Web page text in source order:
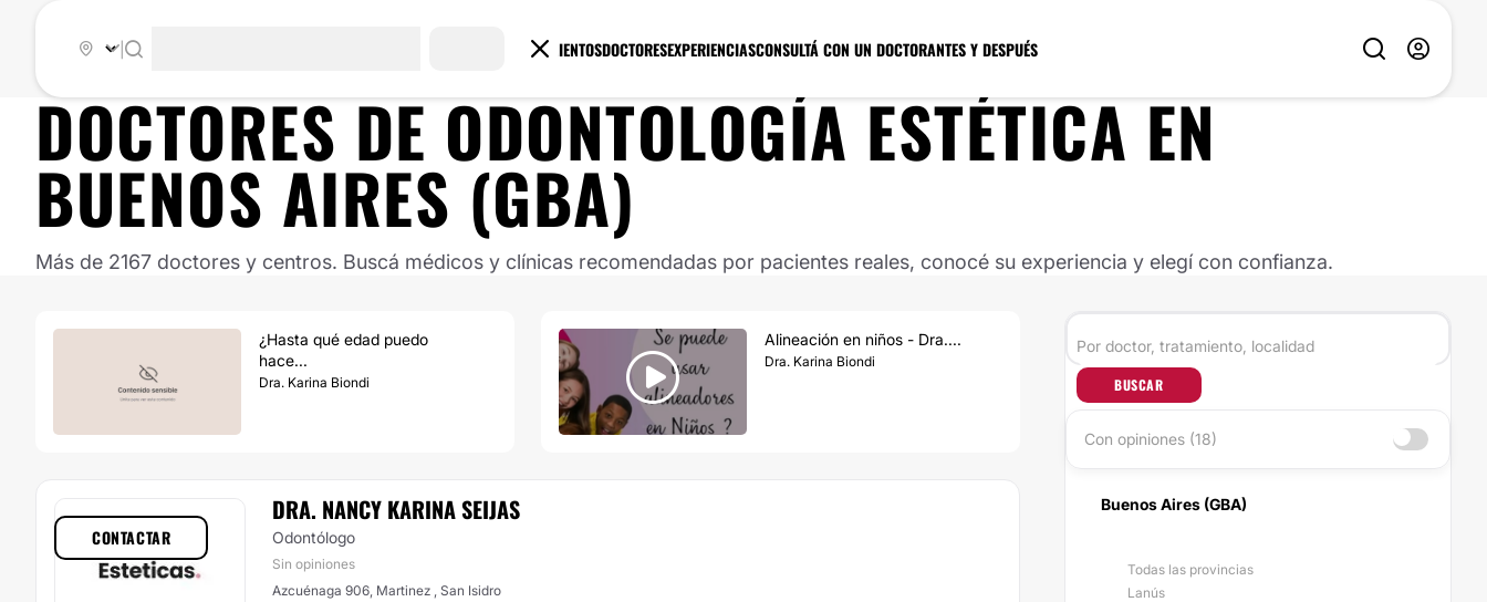
TRATAMIENTOSDOCTORESEXPERIENCIASCONSULTÁ CON UN DOCTORANTES Y DESPUÉS
DOCTORES DEODONTOLOGÍA ESTÉTICAEN
BUENOS AIRES (GBA)
Más de 2167 doctores y centros. Buscá médicos y clínicas recomendadas por pacientes reales, conocé su experiencia y elegí con confianza.
¿Hasta qué edad puedo
hace...
Dra. Karina Biondi
Alineación en niños - Dra....
Dra. Karina Biondi
DRA. NANCY KARINA SEIJAS
Odontólogo
Sin opiniones
Azcuénaga 906, Martinez , San Isidro
CONTACTAR
BUSCAR
Con opiniones (18)
Buenos Aires (GBA)
Todas las provincias
Lanús